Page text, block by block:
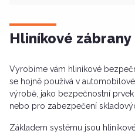
Hliníkové zábrany
Vyrobíme vám hliníkové
se hojně používá v
výrobě, jako bezpečnostní
nebo pro zabezpečení
Základem systému jsou